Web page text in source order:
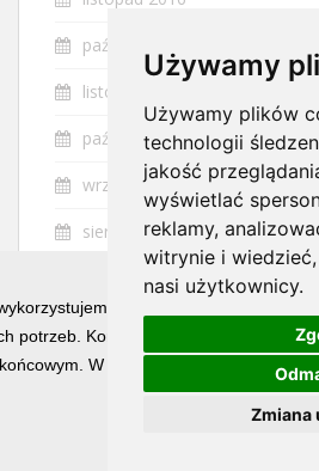
technologię cookies w
potrzeb. Korzystanie z witryny bez
W każdym momencie
Używamy
Używamy plików
technologii
jakość
wyświetlać
reklamy,
witrynie i
nasi użytkownicy.
Zmiana
październik 2016
listopad 2015
październik 2015
wrzesień 2015
sierpień 2015
lipiec 2015
czerwiec 2015
maj 2015